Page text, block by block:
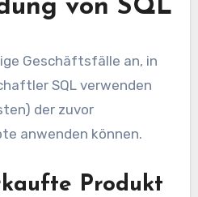
von SQL
Geschäftsfälle an, in
SQL verwenden
der zuvor
anwenden können.
Produkt